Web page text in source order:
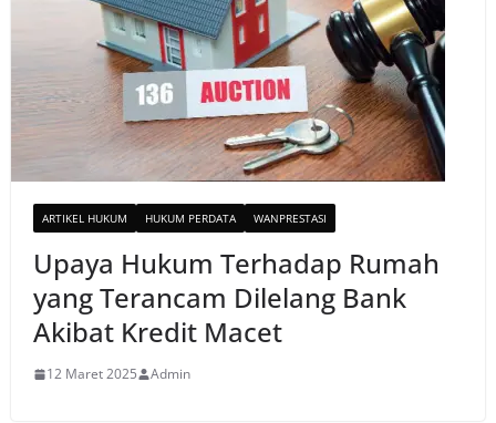
ARTIKEL HUKUM HUKUM PERDATA WANPRESTASI
Upaya Hukum Terhadap Rumah
yang Terancam Dilelang Bank
Akibat Kredit Macet
12 Maret 2025 Admin